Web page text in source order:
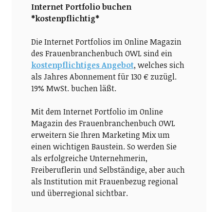
Internet Portfolio buchen
*kostenpflichtig*
Die Internet Portfolios im Online Magazin
des Frauenbranchenbuch OWL sind ein
kostenpflichtiges Angebot, welches sich
als Jahres Abonnement für 130 € zuzügl.
19% MwSt. buchen läßt.
Mit dem Internet Portfolio im Online
Magazin des Frauenbranchenbuch OWL
erweitern Sie Ihren Marketing Mix um
einen wichtigen Baustein. So werden Sie
als erfolgreiche Unternehmerin,
Freiberuflerin und Selbständige, aber auch
als Institution mit Frauenbezug regional
und überregional sichtbar.